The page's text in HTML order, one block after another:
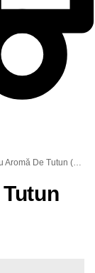
De Tutun (Tobacco)